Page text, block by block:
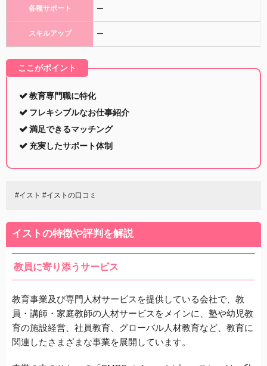
各種サポート ー
スキルアップ ー
ここがポイント
教育専門職に特化
フレキシブルなお仕事紹介
満足できるマッチング
充実したサポート体制
#イスト #イストの口コミ
イストの特徴や評判を解説
教員に寄り添うサービス
教育事業及び専門人材サービスを提供している会社で、教
員・講師・家庭教師の人材サービスをメインに、塾や幼児教
育の施設経営、社員教育、グローバル人材教育など、教育に
関連したさまざまな事業を展開しています。